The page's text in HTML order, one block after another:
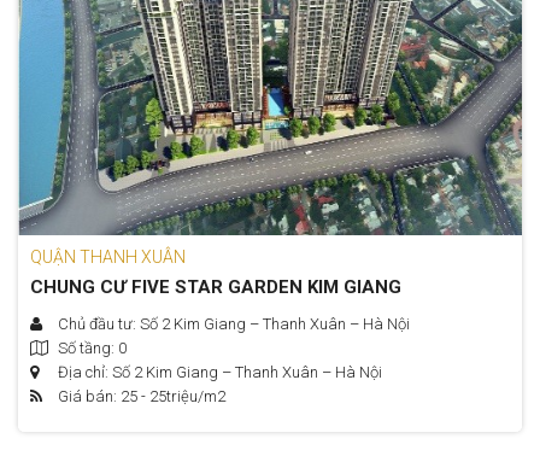
QUẬN THANH XUÂN
CHUNG CƯ FIVE STAR GARDEN KIM GIANG
Chủ đầu tư: Số 2 Kim Giang – Thanh Xuân – Hà Nội
Số tầng: 0
Địa chỉ: Số 2 Kim Giang – Thanh Xuân – Hà Nội
Giá bán: 25 - 25triệu/m2